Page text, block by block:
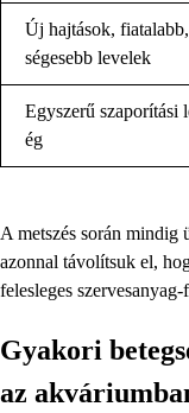
Új hajtások,
ségesebb levelek
Egyszerű szaporítási
ég
A metszés során mindig
azonnal távolítsuk el,
felesleges
Gyakori
az